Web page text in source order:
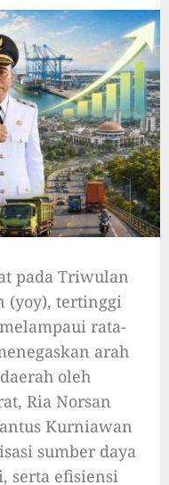
pada Triwulan
(yoy), tertinggi
rata-
arah
oleh
Ria Norsan
Kurniawan
sumber daya
serta efisiensi